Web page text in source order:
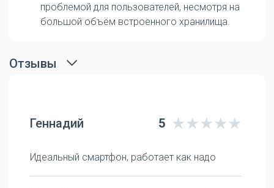
проблемой для пользователей, несмотря на
большой объём встроенного хранилища.
Отзывы
Геннадий 5
Идеальный смартфон, работает как надо